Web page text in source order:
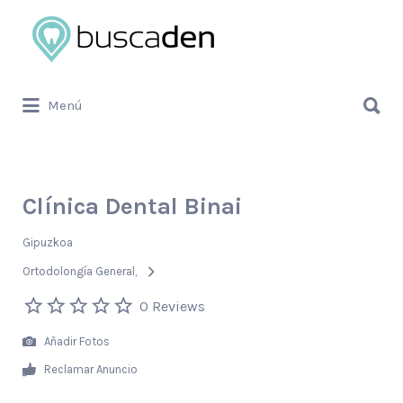
Buscar
por:
Menú
por:
Clínica Dental Binai
Gipuzkoa
Ortodolongía General
0 Reviews
Añadir Fotos
Reclamar Anuncio